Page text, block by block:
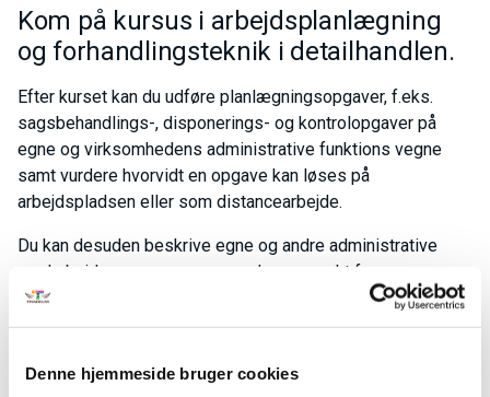
Denne hjemmeside bruger cookies
Kom på kursus i arbejdsplanlægning
og forhandlingsteknik i detailhandlen.
Efter kurset kan du udføre planlægningsopgaver, f.eks.
sagsbehandlings-, disponerings- og kontrolopgaver på
egne og virksomhedens administrative funktions vegne
samt vurdere hvorvidt en opgave kan løses på
arbejdspladsen eller som distancearbejde.
Du kan desuden beskrive egne og andre administrative
medarbejderes opgaver som udgangspunkt for
planlægning samt give information om, og foretage
opfølgning på, planlagte arbejdsopgaver. Du lærer også at
administrative opgaver.